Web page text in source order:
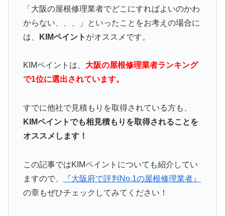
「大阪の屋根修理業者でどこにすればよいのかわ
からない、、、」といったことをお考えの場合に
は、
KIMペイント がオススメです。
KIMペイントは、 大阪の屋根修理業者ランキング
で1位に選出されています。
すでに他社で見積もりを取得されている方も、
KIMペイントでも相見積もりを取得されることを
オススメします！
この記事ではKIMペイントについても紹介してい
ますので、
『大阪府で評判No.1の屋根修理業者』
の章もぜひチェックしてみてください！